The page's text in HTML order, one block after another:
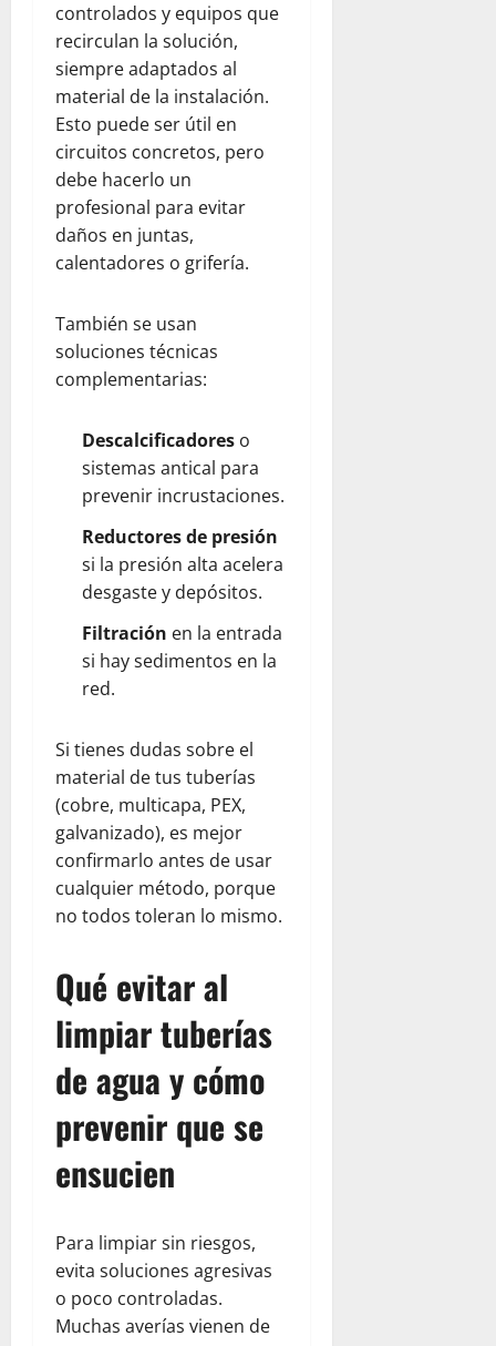
controlados y equipos que
recirculan la solución,
siempre adaptados al
material de la instalación.
Esto puede ser útil en
circuitos concretos, pero
debe hacerlo un
profesional para evitar
daños en juntas,
calentadores o grifería.
También se usan
soluciones técnicas
complementarias:
Descalcificadores o
sistemas antical para
prevenir incrustaciones.
Reductores de presión
si la presión alta acelera
desgaste y depósitos.
Filtración en la entrada
si hay sedimentos en la
red.
Si tienes dudas sobre el
material de tus tuberías
(cobre, multicapa, PEX,
galvanizado), es mejor
confirmarlo antes de usar
cualquier método, porque
no todos toleran lo mismo.
Qué evitar al
limpiar tuberías
de agua y cómo
prevenir que se
ensucien
Para limpiar sin riesgos,
evita soluciones agresivas
o poco controladas.
Muchas averías vienen de